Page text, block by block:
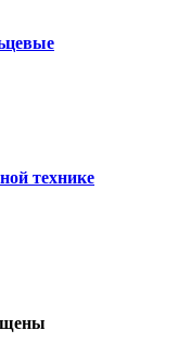
технике